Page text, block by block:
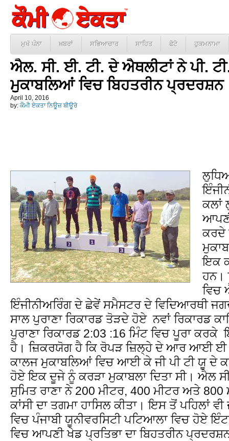
ਮੁਖੱ ਪੰਨਾ ਖ਼ਬਰਾਂ ਸਭਿਆਚਾਰ ਸਾਹਿਤ ਫੋਟੋ ਹੁਕਮਨਾਮਾ
ਐਲ. ਸੀ. ਈ. ਟੀ. ਦੇ ਐਥਲੀਟਾਂ ਨੇ ਪੀ.
ਮੁਕਾਬਲਿਆਂ ਵਿਚ ਬਿਹਤਰੀਨ ਪ੍ਰਦਰਸ਼ਨ
April 10, 2016
by: ਕੌਮੀ ਏਕਤਾ ਨਿਊਜ਼ ਬੀਊਰੋ
ਕਲਾਂ
ਕਰਦੇ
ਇਕ
ਹਨ।
ਵਿਚ
ਇੰਜੀਨੀਅਰਿੰਗ ਦੇ ਛੇਵੇਂ ਸਮੈਸਟਰ ਦੇ ਵਿਦਿਆਰਥੀ
ਸਾਲ ਪੁਰਾਣਾ ਰਿਕਾਰਡ ਤੋੜਦੇ ਹੋਏ ਨਵਾਂ ਰਿਕਾਰਡ
ਪੁਰਾਣਾ ਰਿਕਾਰਡ 2:03 :16 ਮਿੰਟ ਵਿਚ ਪੂਰਾ ਕਰਕੇ
ਹੈ। ਜ਼ਿਕਰਯੋਗ ਹੈ ਕਿ ਰੋਪੜ ਜ਼ਿਲ੍ਹੇ ਦੇ ਆਰ ਆਈ ਈ
ਕਾਲਜ ਮੁਕਾਬਲਿਆਂ ਵਿਚ ਆਈ ਕੇ ਜੀ ਪੀ ਟੀ ਯੂ ਦੇ
ਹੋਏ ਇਕ ਦੂਜੇ ਨੂੰ ਕਰੜਾ ਮੁਕਾਬਲਾ ਦਿਤਾ ਸੀ। ਐਲ
ਸੁਮਿਤ ਰਾਣਾ ਨੇ 200 ਮੀਟਰ, 400 ਮੀਟਰ ਅਤੇ
ਕਾਂਸੀ ਦਾ ਤਗਮਾ ਹਾਸਿਲ ਕੀਤਾ। ਇਸ ਤੋਂ ਪਹਿਲਾਂ
ਵਿਚ ਪੰਜਾਬੀ ਯੂਨੀਵਰਸਿਟੀ ਪਟਿਆਲਾ ਵਿਚ ਹੋਏ
ਵਿਚ ਆਪਣੀ ਖੇਡ ਪ੍ਰਤਿਭਾ ਦਾ ਬਿਹਤਰੀਨ